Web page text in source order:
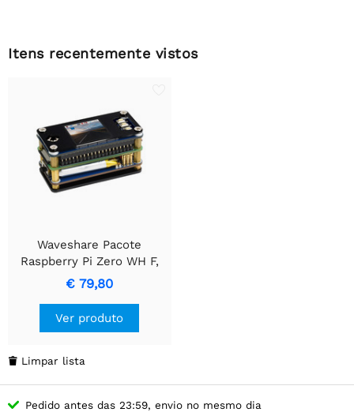
Itens recentemente vistos
Waveshare Pacote
Raspberry Pi Zero WH F,
com Módulo UPS e Tela
LCD de 1,3 polegadas.
€ 79,80
Ver produto
 Limpar lista
Pedido antes das 23:59, envio no mesmo dia